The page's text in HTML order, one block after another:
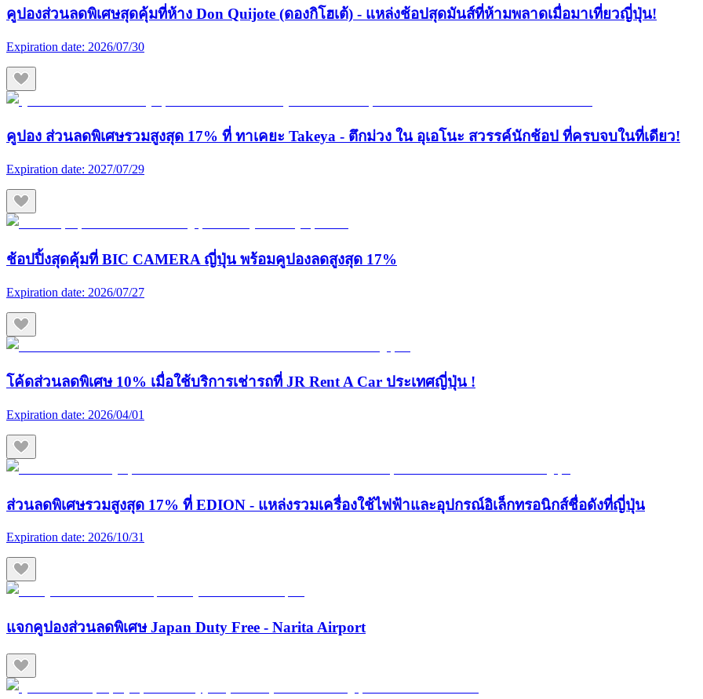
คูปองส่วนลดพิเศษสุดคุ้มที่ห้าง Don Quijote (ดองกิโฮเต้) - แหล่งช้อปสุดมันส์ที่ห้ามพลาดเมื่อมาเที่ยวญี่ปุ่น!
Expiration date: 2026/07/30
คูปอง ส่วนลดพิเศษรวมสูงสุด 17% ที่ ทาเคยะ Takeya - ตึกม่วง ใน อุเอโนะ สวรรค์นักช้อป ที่ครบจบในที่เดียว!
Expiration date: 2027/07/29
ช้อปปิ้งสุดคุ้มที่ BIC CAMERA ญี่ปุ่น พร้อมคูปองลดสูงสุด 17%
Expiration date: 2026/07/27
โค้ดส่วนลดพิเศษ 10% เมื่อใช้บริการเช่ารถที่ JR Rent A Car ประเทศญี่ปุ่น !
Expiration date: 2026/04/01
ส่วนลดพิเศษรวมสูงสุด 17% ที่ EDION - แหล่งรวมเครื่องใช้ไฟฟ้าและอุปกรณ์อิเล็กทรอนิกส์ชื่อดังที่ญี่ปุ่น
Expiration date: 2026/10/31
แจกคูปองส่วนลดพิเศษ Japan Duty Free - Narita Airport